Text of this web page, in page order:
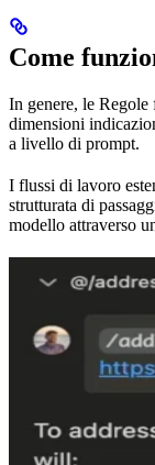
Come
In genere, le
dimensioni
a livello di prompt.
I flussi di lavoro
strutturata di
modello attraverso